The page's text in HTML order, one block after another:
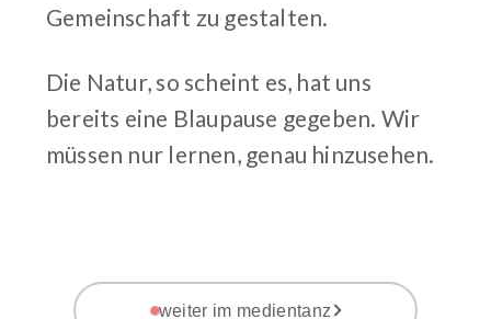
Gemeinschaft zu gestalten.
Die Natur, so scheint es, hat uns
bereits eine Blaupause gegeben. Wir
müssen nur lernen, genau hinzusehen.
weiter im medientanz